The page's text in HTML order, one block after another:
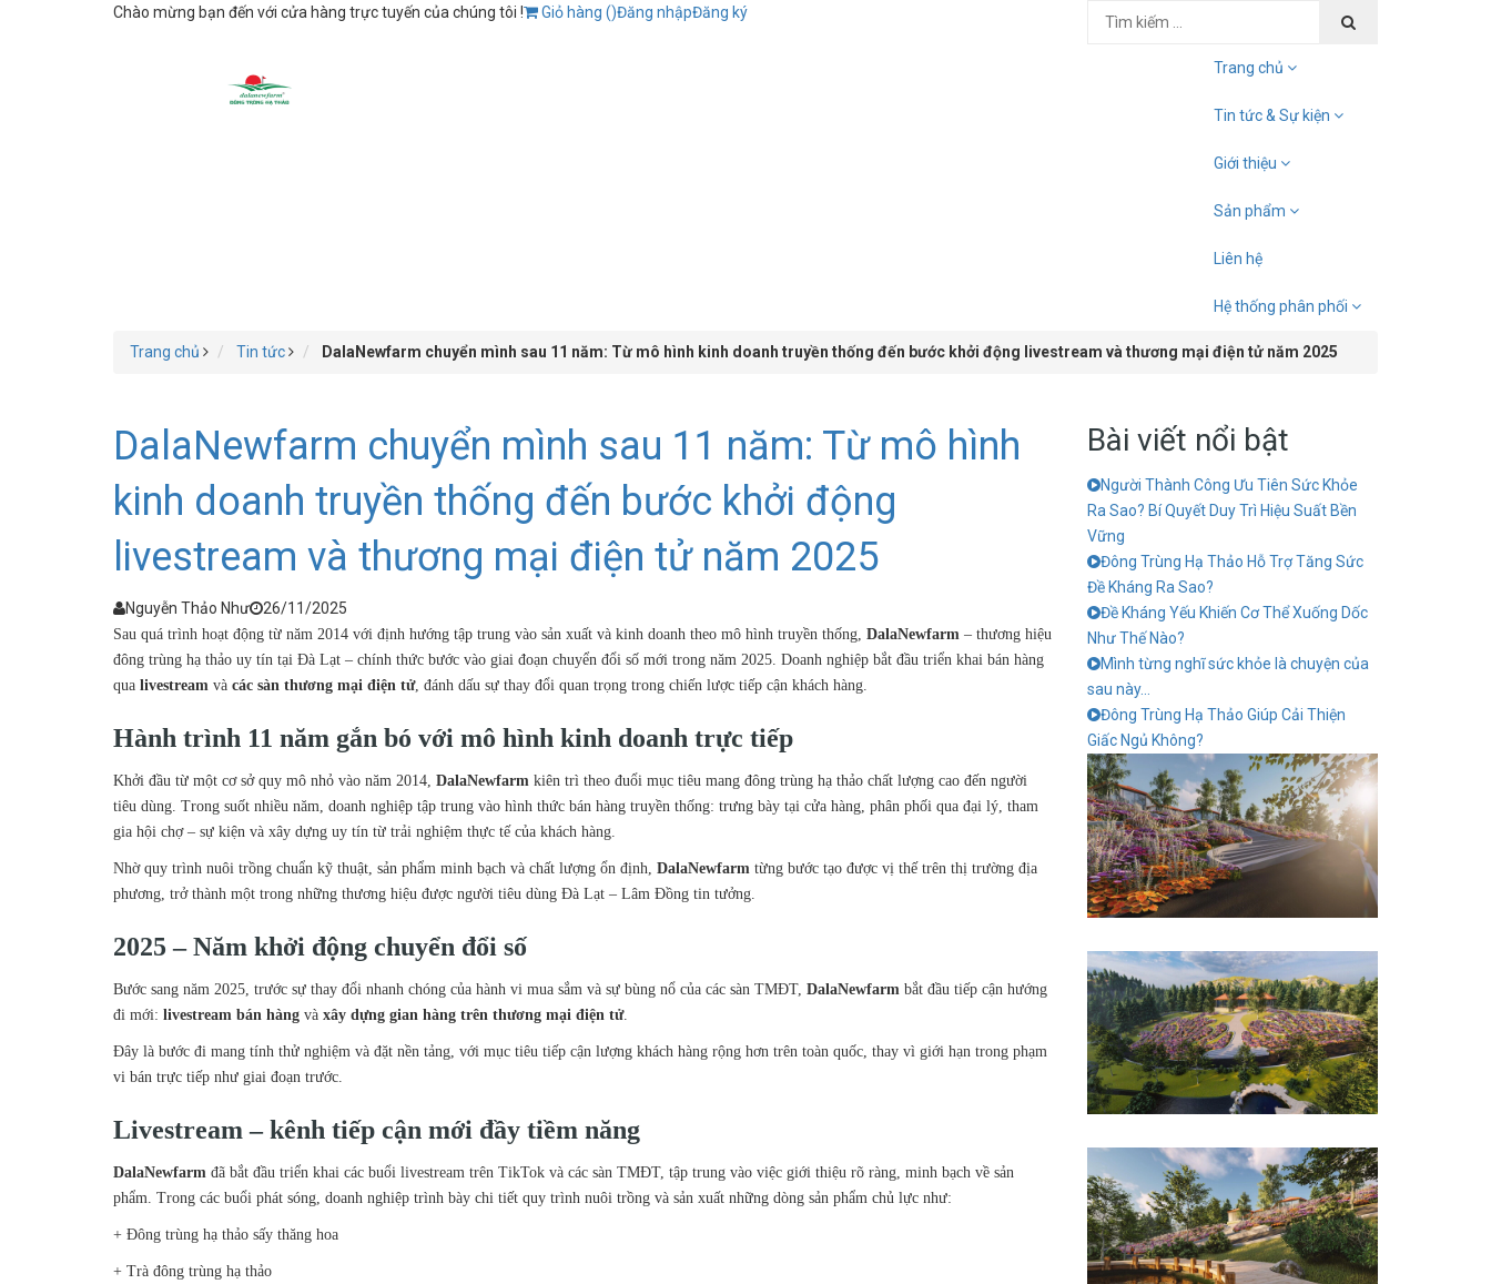
Chào mừng bạn đến với cửa hàng trực tuyến của chúng tôi ! Giỏ hàng ()Đăng nhậpĐăng ký
Trang chủ
Tin tức & Sự kiện
Giới thiệu
Sản phẩm
Liên hệ
Hệ thống phân phối
Trang chủ Tin tức DalaNewfarm chuyển mình sau 11 năm: Từ mô hình kinh doanh truyền thống đến bước khởi động livestream và thương mại điện tử năm 2025
DalaNewfarm chuyển mình sau 11 năm: Từ mô hình
kinh doanh truyền thống đến bước khởi động
livestream và thương mại điện tử năm 2025
Nguyễn Thảo Như 26/11/2025
Sau quá trình hoạt động từ năm 2014 với định hướng tập trung vào sản xuất và kinh doanh theo mô hình truyền thống, DalaNewfarm – thương hiệu
đông trùng hạ thảo uy tín tại Đà Lạt – chính thức bước vào giai đoạn chuyển đổi số mới trong năm 2025. Doanh nghiệp bắt đầu triển khai bán hàng
qua livestream và các sàn thương mại điện tử, đánh dấu sự thay đổi quan trọng trong chiến lược tiếp cận khách hàng.
Hành trình 11 năm gắn bó với mô hình kinh doanh trực tiếp
Khởi đầu từ một cơ sở quy mô nhỏ vào năm 2014, DalaNewfarm kiên trì theo đuổi mục tiêu mang đông trùng hạ thảo chất lượng cao đến người
tiêu dùng. Trong suốt nhiều năm, doanh nghiệp tập trung vào hình thức bán hàng truyền thống: trưng bày tại cửa hàng, phân phối qua đại lý, tham
gia hội chợ – sự kiện và xây dựng uy tín từ trải nghiệm thực tế của khách hàng.
Nhờ quy trình nuôi trồng chuẩn kỹ thuật, sản phẩm minh bạch và chất lượng ổn định, DalaNewfarm từng bước tạo được vị thế trên thị trường địa
phương, trở thành một trong những thương hiệu được người tiêu dùng Đà Lạt – Lâm Đồng tin tưởng.
2025 – Năm khởi động chuyển đổi số
Bước sang năm 2025, trước sự thay đổi nhanh chóng của hành vi mua sắm và sự bùng nổ của các sàn TMĐT, DalaNewfarm bắt đầu tiếp cận hướng
đi mới: livestream bán hàng và xây dựng gian hàng trên thương mại điện tử.
Đây là bước đi mang tính thử nghiệm và đặt nền tảng, với mục tiêu tiếp cận lượng khách hàng rộng hơn trên toàn quốc, thay vì giới hạn trong phạm
vi bán trực tiếp như giai đoạn trước.
Livestream – kênh tiếp cận mới đầy tiềm năng
DalaNewfarm đã bắt đầu triển khai các buổi livestream trên TikTok và các sàn TMĐT, tập trung vào việc giới thiệu rõ ràng, minh bạch về sản
phẩm. Trong các buổi phát sóng, doanh nghiệp trình bày chi tiết quy trình nuôi trồng và sản xuất những dòng sản phẩm chủ lực như:
+ Đông trùng hạ thảo sấy thăng hoa
+ Trà đông trùng hạ thảo
Bài viết nổi bật
Người Thành Công Ưu Tiên Sức Khỏe
Ra Sao? Bí Quyết Duy Trì Hiệu Suất Bền
Vững
Đông Trùng Hạ Thảo Hỗ Trợ Tăng Sức
Đề Kháng Ra Sao?
Đề Kháng Yếu Khiến Cơ Thể Xuống Dốc
Như Thế Nào?
Mình từng nghĩ sức khỏe là chuyện của
sau này…
Đông Trùng Hạ Thảo Giúp Cải Thiện
Giấc Ngủ Không?